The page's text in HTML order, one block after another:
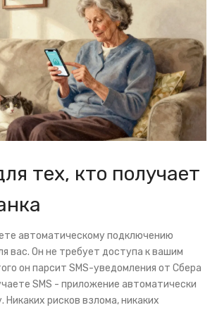
тех, кто получает
автоматическому подключению
вас. Он не требует доступа к вашим
он парсит SMS-уведомления от Сбера
SMS - приложение автоматически
рисков взлома, никаких